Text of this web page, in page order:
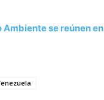
se reúnen